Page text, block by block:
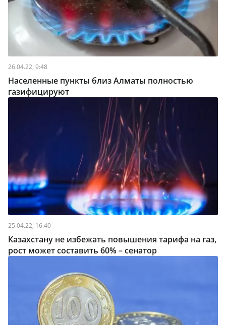
26.04.22, 9:48
Населенные пункты близ Алматы полностью
газифицируют
25.04.22, 16:40
Казахстану не избежать повышения тарифа на газ,
рост может составить 60% – сенатор